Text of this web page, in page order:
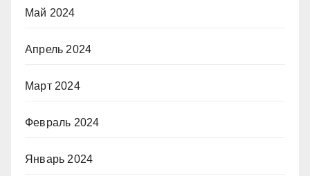
Май 2024
Апрель 2024
Март 2024
Февраль 2024
Январь 2024